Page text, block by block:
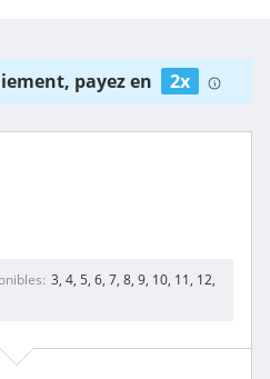
payez en 2x
3, 4, 5, 6, 7, 8, 9, 10, 11, 12,